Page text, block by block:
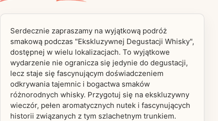
Serdecznie zapraszamy na wyjątkową podróż
smakową podczas "Ekskluzywnej Degustacji Whisky",
dostępnej w wielu lokalizacjach. To wyjątkowe
wydarzenie nie ogranicza się jedynie do degustacji,
lecz staje się fascynującym doświadczeniem
odkrywania tajemnic i bogactwa smaków
różnorodnych whisky. Przygotuj się na ekskluzywny
wieczór, pełen aromatycznych nutek i fascynujących
historii związanych z tym szlachetnym trunkiem.